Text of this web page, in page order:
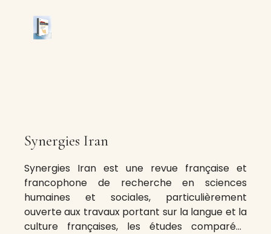
Synergies Iran
Synergies Iran est une revue française et
francophone de recherche en sciences
humaines et sociales, particulièrement
ouverte aux travaux portant sur la langue et la
culture françaises, les études comparées